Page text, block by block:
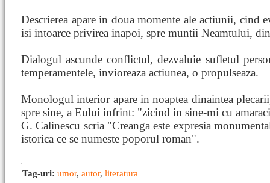
Descrierea apare in doua momente ale actiunii, cind
isi intoarce privirea inapoi, spre muntii Neamtului,
Dialogul ascunde conflictul, dezvaluie sufletul
temperamentele, invioreaza actiunea, o propulseaza.
Monologul interior apare in noaptea dinaintea
spre sine, a Eului infrint: "zicind in sine-mi cu
G. Calinescu scria "Creanga este expresia
istorica ce se numeste poporul roman".
Tag-uri: umor, autor, literatura